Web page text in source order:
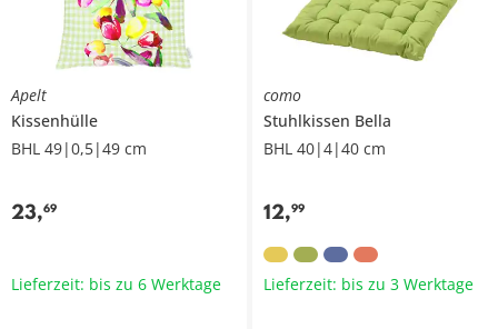
Apelt
Kissenhülle
BHL 49|0,5|49 cm
23,69
Lieferzeit: bis zu 6 Werktage
como
Stuhlkissen Bella
BHL 40|4|40 cm
12,99
Lieferzeit: bis zu 3 Werktage